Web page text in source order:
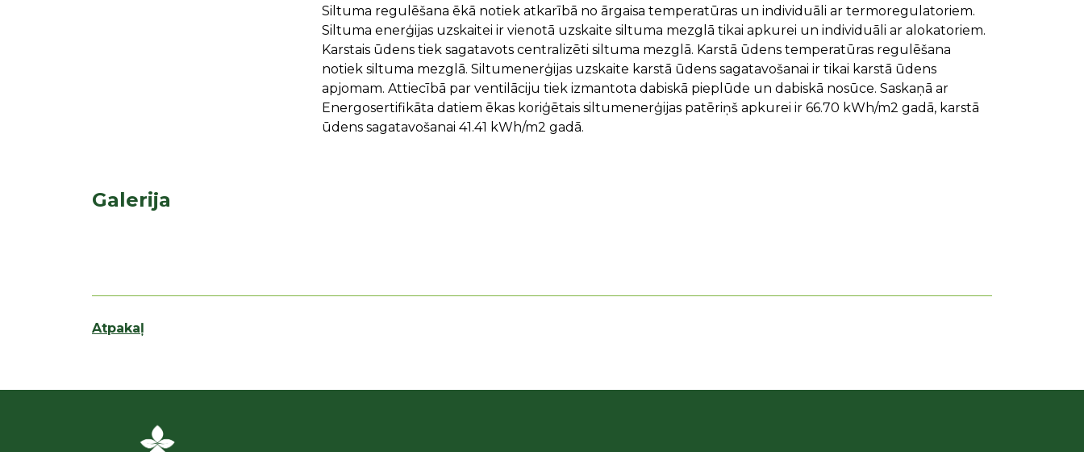
Siltuma regulēšana ēkā notiek atkarībā no ārgaisa temperatūras un individuāli ar termoregulatoriem.
Siltuma enerģijas uzskaitei ir vienotā uzskaite siltuma mezglā tikai apkurei un individuāli ar alokatoriem.
Karstais ūdens tiek sagatavots centralizēti siltuma mezglā. Karstā ūdens temperatūras regulēšana
notiek siltuma mezglā. Siltumenerģijas uzskaite karstā ūdens sagatavošanai ir tikai karstā ūdens
apjomam. Attiecībā par ventilāciju tiek izmantota dabiskā pieplūde un dabiskā nosūce. Saskaņā ar
Energosertifikāta datiem ēkas koriģētais siltumenerģijas patēriņš apkurei ir 66.70 kWh/m2 gadā, karstā
ūdens sagatavošanai 41.41 kWh/m2 gadā.
Galerija
Atpakaļ